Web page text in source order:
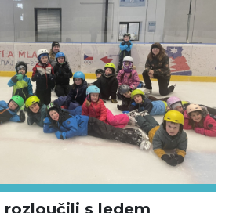
rozloučili s ledem